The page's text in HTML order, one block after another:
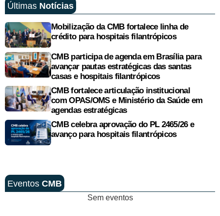
Últimas Notícias
Mobilização da CMB fortalece linha de
crédito para hospitais filantrópicos
CMB participa de agenda em Brasília para
avançar pautas estratégicas das santas
casas e hospitais filantrópicos
CMB fortalece articulação institucional
com OPAS/OMS e Ministério da Saúde em
agendas estratégicas
CMB celebra aprovação do PL 2465/26 e
avanço para hospitais filantrópicos
Eventos CMB
Sem eventos